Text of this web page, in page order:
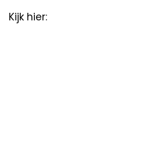
Kijk hier: